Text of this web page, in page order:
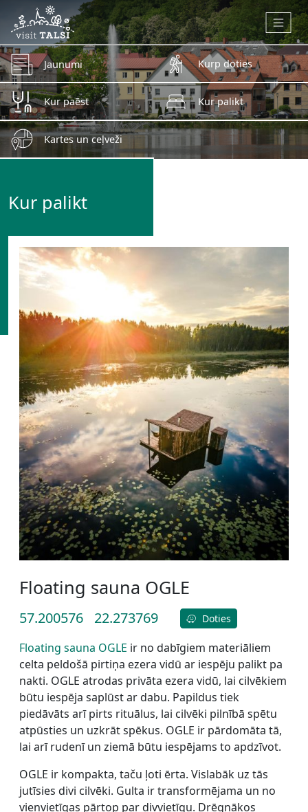
Skip to main content
Jaunumi Kurp doties
Kur paēst Kur palikt
Kartes un ceļveži
Kur palikt
Floating sauna OGLE
57.200576 22.273769 Doties
Floating sauna OGLE ir no dabīgiem materiāliem
celta peldošā pirtiņa ezera vidū ar iespēju palikt pa
nakti. OGLE atrodas privāta ezera vidū, lai cilvēkiem
būtu iespēja saplūst ar dabu. Papildus tiek
piedāvāts arī pirts rituālus, lai cilvēki pilnībā spētu
atpūsties un uzkrāt spēkus. OGLE ir pārdomāta tā,
lai arī rudenī un ziemā būtu iespējams to apdzīvot.
OGLE ir kompakta, taču ļoti ērta. Vislabāk uz tās
jutīsies divi cilvēki. Gulta ir transformējama un no
vienvietīgas pārtop par divvietīgu. Drēgnākos